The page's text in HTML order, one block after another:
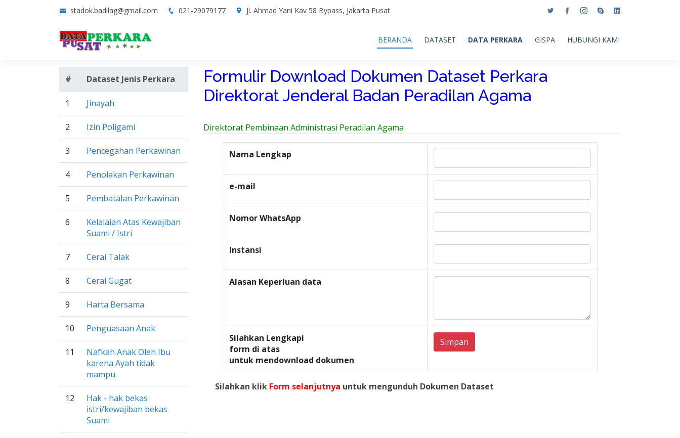
stadok.badilag@gmail.com 021-29079177 Jl. Ahmad Yani Kav 58 Bypass, Jakarta Pusat
BERANDA DATASET DATA PERKARA GISPA HUBUNGI KAMI
# Dataset Jenis Perkara
1 Jinayah
2 Izin Poligami
3 Pencegahan Perkawinan
4 Penolakan Perkawinan
5 Pembatalan Perkawinan
6
Kelalaian Atas Kewajiban
Suami / Istri
7 Cerai Talak
8 Cerai Gugat
9 Harta Bersama
10 Penguasaan Anak
11
Nafkah Anak Oleh Ibu
karena Ayah tidak
mampu
12
Hak - hak bekas
istri/kewajiban bekas
Suami
Formulir Download Dokumen Dataset Perkara
Direktorat Jenderal Badan Peradilan Agama
Direktorat Pembinaan Administrasi Peradilan Agama
Nama Lengkap
e-mail
Nomor WhatsApp
Instansi
Alasan Keperluan data
Silahkan Lengkapi
form di atas
untuk mendownload dokumen
Simpan
Silahkan klik Form selanjutnya untuk mengunduh Dokumen Dataset